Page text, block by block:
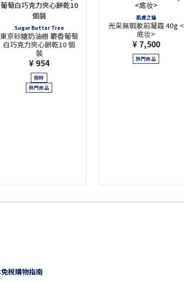
Sugar Butter Tree
東京砂糖奶油樹 麝香葡萄
白巧克力夾心餅乾10 個
裝
¥ 954
限時
熱門商品
肌膚之鑰
光采無瑕妝前凝霜 40g <
底妆>
¥ 7,500
熱門商品
3 4 5 6 7 8
税購物指南